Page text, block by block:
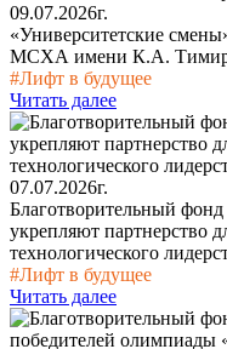
09.07.2026г.
«Университетские
МСХА имени К.А.
#Лифт в будущее
Читать далее
07.07.2026г.
Благотворительный
укрепляют партнерство
технологического
#Лифт в будущее
Читать далее